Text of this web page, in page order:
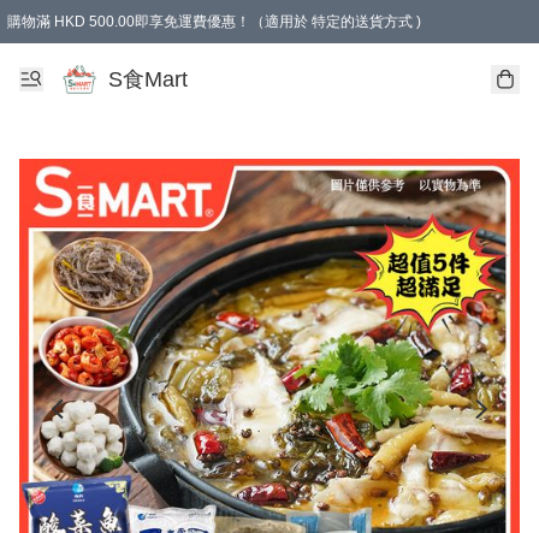
購物滿 HKD 500.00即享免運費優惠！（適用於 特定的送貨方式 )
S食Mart